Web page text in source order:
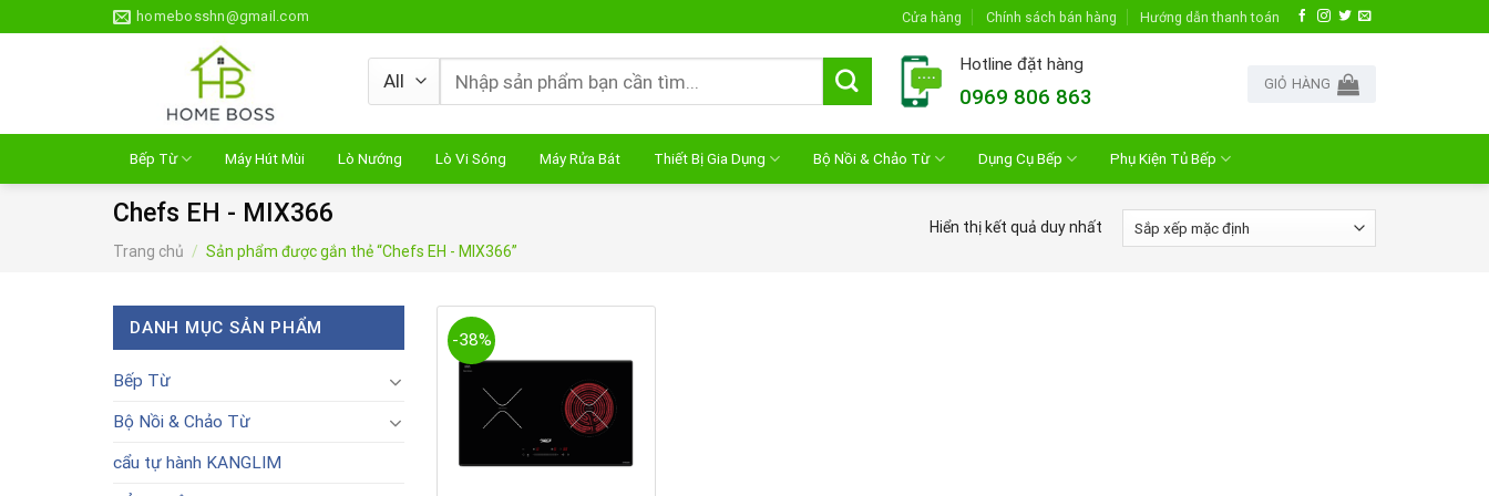
to
homebosshn@gmail.com Cửa hàng Chính sách bán hàng Hướng dẫn thanh toán
Tìm
kiếm:
Hotline đặt hàng
0969 806 863
GIỎ HÀNG
Bếp Từ Máy Hút Mùi Lò Nướng Lò Vi Sóng Máy Rửa Bát Thiết Bị Gia Dụng Bộ Nồi & Chảo Từ Dụng Cụ Bếp Phụ Kiện Tủ Bếp
Chefs EH - MIX366
Trang chủ / Sản phẩm được gắn thẻ “Chefs EH - MIX366”
Hiển thị kết quả duy nhất
DANH MỤC SẢN PHẨM
Bếp Từ
Bộ Nồi & Chảo Từ
cẩu tự hành KANGLIM
-38%